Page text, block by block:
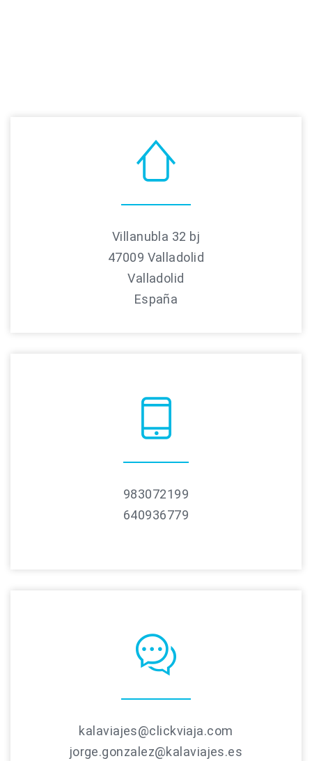
Villanubla 32 bj
47009 Valladolid
Valladolid
España
983072199
640936779
kalaviajes@clickviaja.com
jorge.gonzalez@kalaviajes.es